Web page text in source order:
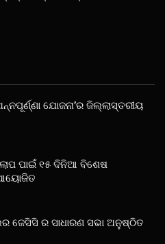
ଯୋଜନା’ର ଜିଲ୍ଲାସ୍ତରୀୟ
ପାଇଁ ୧୫ ଦିନିଆ ବିଶେଷ
ଜେସିସି ର ସାଧାରଣ ସଭା ଅନୁଷ୍ଠିତ